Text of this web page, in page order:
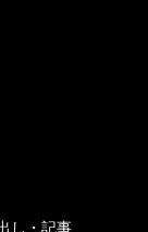
し・記事